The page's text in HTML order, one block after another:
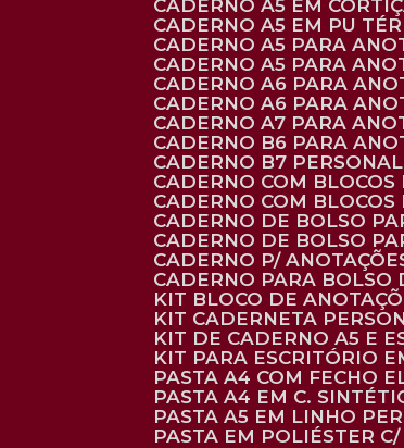
CADERNO A5 EM
CADERNO A5 EM PU
CADERNO A5 PARA
CADERNO A5 PARA
CADERNO A6 PARA
CADERNO A6 PARA
CADERNO A7 PARA
CADERNO B6 PARA
CADERNO B7
CADERNO COM
CADERNO COM
CADERNO DE BOLSO
CADERNO DE BOLSO
CADERNO P/
CADERNO PARA
KIT BLOCO DE
KIT CADERNETA
KIT DE CADERNO A5 E
KIT PARA ESCRITÓRIO
PASTA A4 COM FECHO
PASTA A4 EM C.
PASTA A5 EM LINHO
PASTA EM POLIÉSTER